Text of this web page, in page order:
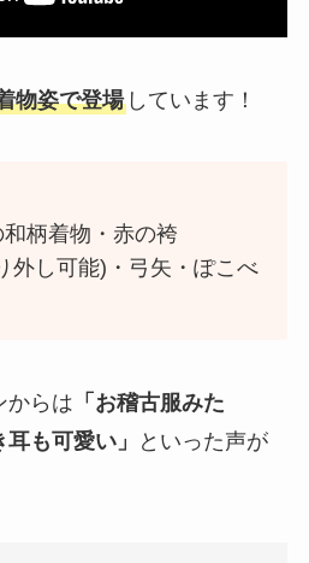
物姿で登場しています！
柄着物・赤の袴
外し可能)・弓矢・ぽこべ
からは 「お稽古服みた
も可愛い」
といった声が